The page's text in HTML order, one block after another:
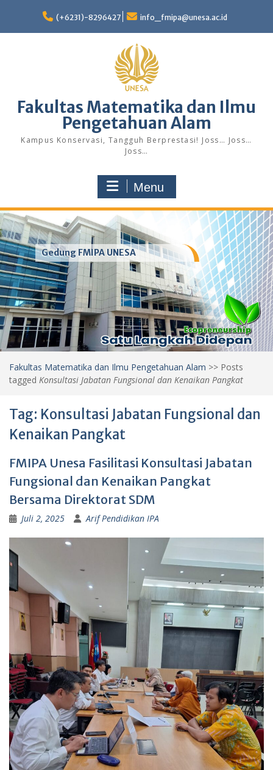
content
(+6231)-8296427 info_fmipa@unesa.ac.id
Fakultas Matematika dan Ilmu
Pengetahuan Alam
Kampus Konservasi, Tangguh Berprestasi! Joss… Joss…
Joss…
Menu
Gedung FMIPA UNESA
Fakultas Matematika dan Ilmu Pengetahuan Alam >> Posts
tagged Konsultasi Jabatan Fungsional dan Kenaikan Pangkat
Tag: Konsultasi Jabatan Fungsional dan
Kenaikan Pangkat
FMIPA Unesa Fasilitasi Konsultasi Jabatan
Fungsional dan Kenaikan Pangkat
Bersama Direktorat SDM
Juli 2, 2025 Arif Pendidikan IPA